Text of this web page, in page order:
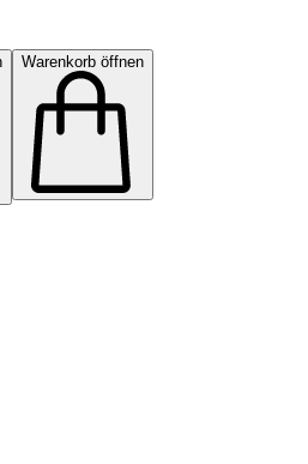
Warenkorb öffnen